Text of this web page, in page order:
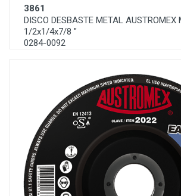
3861
DISCO DESBASTE METAL AUSTROMEX
1/2x1/4x7/8 "
0284-0092